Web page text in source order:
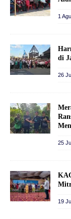
1
di
26
25
19